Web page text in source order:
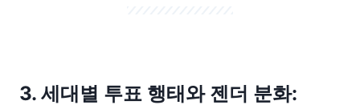
3. 세대별 투표 행태와 젠더 분화: